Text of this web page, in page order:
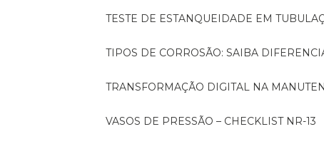
TESTE DE ESTANQUEIDADE EM
TIPOS DE CORROSÃO: SAIBA
TRANSFORMAÇÃO DIGITAL NA
VASOS DE PRESSÃO – CHECKLIST NR-13